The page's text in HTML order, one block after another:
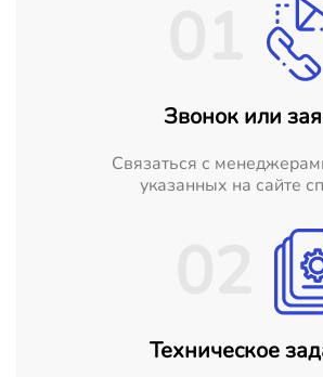
Звонок или
Cвязаться с
указанных на сайте
Техническое